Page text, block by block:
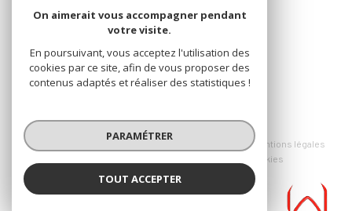
D.SY.D Immobilier
© 2026 | Tous droits réservés
Nos honoraires
Nos partenaires
Mentions légales
Cookies
On aimerait vous accompagner pendant
votre visite.
En poursuivant, vous acceptez l'utilisation des
cookies par ce site, afin de vous proposer des
contenus adaptés et réaliser des statistiques !
PARAMÉTRER
TOUT ACCEPTER